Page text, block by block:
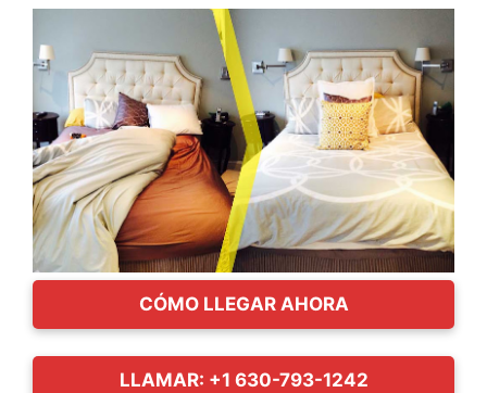
CÓMO LLEGAR AHORA
LLAMAR: +1 630-793-1242